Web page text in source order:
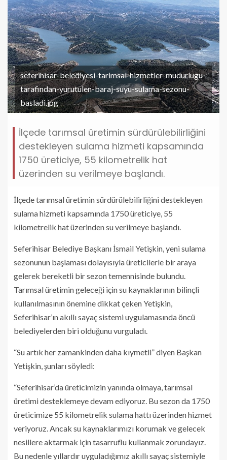
seferihisar-belediyesi-tarimsal-hizmetler-mudurlugu-
tarafindan-yurutulen-baraj-suyu-sulama-sezonu-
basladi.jpg
İlçede tarımsal üretimin sürdürülebilirliğini
destekleyen sulama hizmeti kapsamında
1750 üreticiye, 55 kilometrelik hat
üzerinden su verilmeye başlandı.
İlçede tarımsal üretimin sürdürülebilirliğini destekleyen
sulama hizmeti kapsamında 1750 üreticiye, 55
kilometrelik hat üzerinden su verilmeye başlandı.
Seferihisar Belediye Başkanı İsmail Yetişkin, yeni sulama
sezonunun başlaması dolayısıyla üreticilerle bir araya
gelerek bereketli bir sezon temennisinde bulundu.
Tarımsal üretimin geleceği için su kaynaklarının bilinçli
kullanılmasının önemine dikkat çeken Yetişkin,
Seferihisar’ın akıllı sayaç sistemi uygulamasında öncü
belediyelerden biri olduğunu vurguladı.
“Su artık her zamankinden daha kıymetli” diyen Başkan
Yetişkin, şunları söyledi:
“Seferihisar’da üreticimizin yanında olmaya, tarımsal
üretimi desteklemeye devam ediyoruz. Bu sezon da 1750
üreticimize 55 kilometrelik sulama hattı üzerinden hizmet
veriyoruz. Ancak su kaynaklarımızı korumak ve gelecek
nesillere aktarmak için tasarruflu kullanmak zorundayız.
Bu nedenle yıllardır uyguladığımız akıllı sayaç sistemiyle